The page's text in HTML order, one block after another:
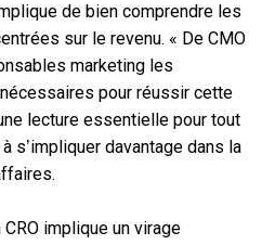
de bien comprendre les
sur le revenu. « De CMO
marketing les
pour réussir cette
lecture essentielle pour tout
s’impliquer davantage dans la
implique un virage